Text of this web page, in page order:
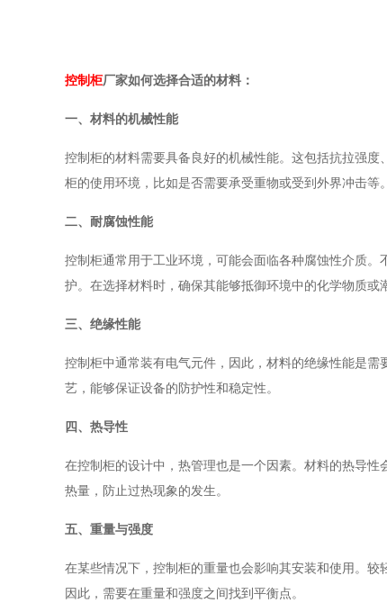
控制柜厂家如何选择合适的材料：
一、材料的机械性能
控制柜的材料需要具备良好的机械性能。这包括抗拉强
柜的使用环境，比如是否需要承受重物或受到外界冲击等。
二、耐腐蚀性能
控制柜通常用于工业环境，可能会面临各种腐蚀性介质
护。在选择材料时，确保其能够抵御环境中的化学物质或
三、绝缘性能
控制柜中通常装有电气元件，因此，材料的绝缘性能是
艺，能够保证设备的防护性和稳定性。
四、热导性
在控制柜的设计中，热管理也是一个因素。材料的热导
热量，防止过热现象的发生。
五、重量与强度
在某些情况下，控制柜的重量也会影响其安装和使用。
因此，需要在重量和强度之间找到平衡点。